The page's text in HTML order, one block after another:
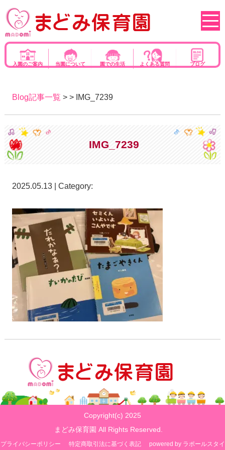
入園のご案内 当園について 園での生活 よくある質問 ブログ
Blog記事一覧 > > IMG_7239
IMG_7239
2025.05.13 | Category:
Copyright(c) 2025
まどみ保育園 All Rights Reserved.
プライバシーポリシー 特定商取引法に基づく表記 powered by ラポールスタイ